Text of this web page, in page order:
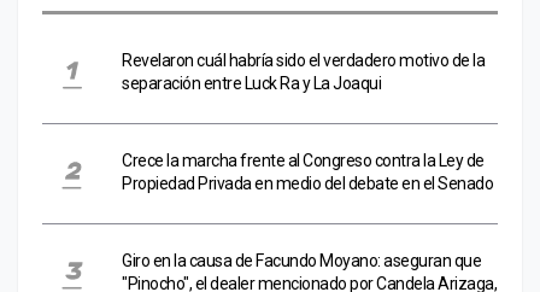
Revelaron cuál habría sido el verdadero motivo de la
separación entre Luck Ra y La Joaqui
Crece la marcha frente al Congreso contra la Ley de
Propiedad Privada en medio del debate en el Senado
Giro en la causa de Facundo Moyano: aseguran que
"Pinocho", el dealer mencionado por Candela Arizaga,